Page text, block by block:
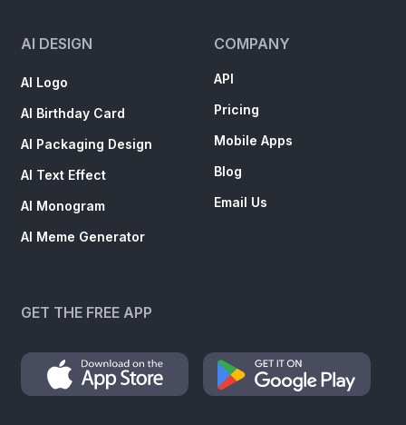
AI DESIGN
AI Logo
AI Birthday Card
AI Packaging Design
AI Text Effect
AI Monogram
AI Meme Generator
COMPANY
API
Pricing
Mobile Apps
Blog
Email Us
GET THE FREE APP